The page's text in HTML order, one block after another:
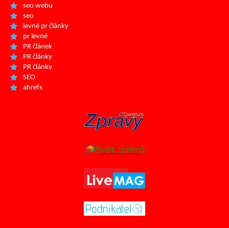
seo webu
seo
levné pr články
pr levně
PR článek
PR články
PR články
SEO
ahrefs